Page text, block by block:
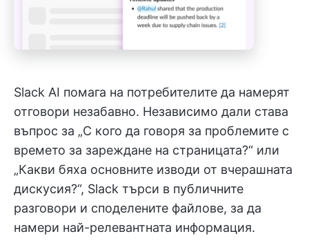
Slack AI помага на потребителите да намерят
отговори незабавно. Независимо дали става
въпрос за „С кого да говоря за проблемите с
времето за зареждане на страницата?“ или
„Какви бяха основните изводи от вчерашната
дискусия?“, Slack търси в публичните
разговори и споделените файлове, за да
намери най-релевантната информация.